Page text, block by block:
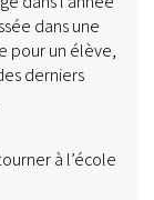
dans une
pour un élève,
derniers
à l’école